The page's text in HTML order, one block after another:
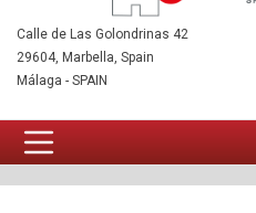
Calle de Las Golondrinas 42
29604, Marbella, Spain
Málaga - SPAIN